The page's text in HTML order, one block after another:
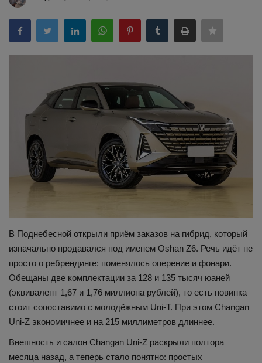
Здоровье
В Поднебесной открыли приём заказов на гибрид, который
изначально продавался под именем Oshan Z6. Речь идёт не
просто о ребрендинге: поменялось оперение и фонари.
Обещаны две комплектации за 128 и 135 тысяч юаней
(эквивалент 1,67 и 1,76 миллиона рублей), то есть новинка
стоит сопоставимо с молодёжным Uni-T. При этом Changan
Uni-Z экономичнее и на 215 миллиметров длиннее.
Внешность и салон Changan Uni-Z раскрыли полтора
месяца назад, а теперь стало понятно: простых